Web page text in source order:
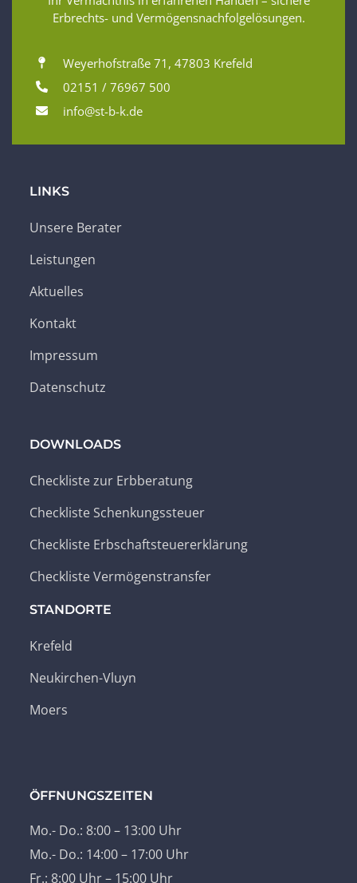
Erbrechts- und Vermögensnachfolgelösungen.
Weyerhofstraße 71, 47803 Krefeld
02151 / 76967 500
info@st-b-k.de
LINKS
Unsere Berater
Leistungen
Aktuelles
Kontakt
Impressum
Datenschutz
DOWNLOADS
Checkliste zur Erbberatung
Checkliste Schenkungssteuer
Checkliste Erbschaftsteuererklärung
Checkliste Vermögenstransfer
STANDORTE
Krefeld
Neukirchen-Vluyn
Moers
ÖFFNUNGSZEITEN
Mo.- Do.: 8:00 – 13:00 Uhr
Mo.- Do.: 14:00 – 17:00 Uhr
Fr.: 8:00 Uhr – 15:00 Uhr